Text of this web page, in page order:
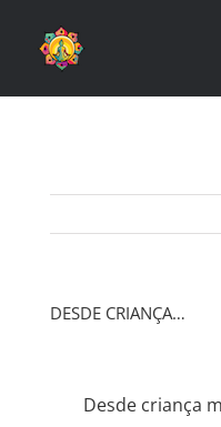
DESDE CRIANÇA…
Desde criança